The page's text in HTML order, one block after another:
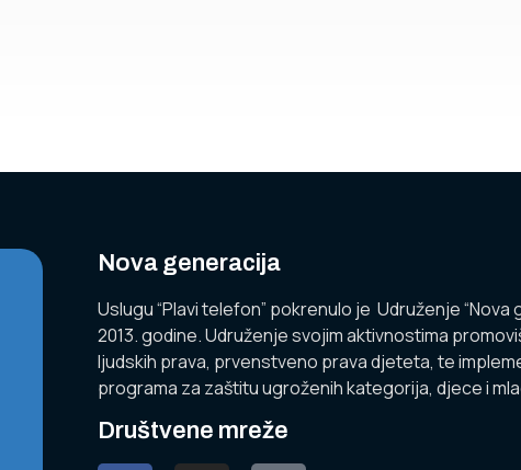
Nova generacija
Uslugu “Plavi telefon” pokrenulo je Udruženje “Nova
2013. godine. Udruženje svojim aktivnostima
ljudskih prava, prvenstveno prava djeteta, te
programa za zaštitu ugroženih kategorija, djece i
Društvene mreže